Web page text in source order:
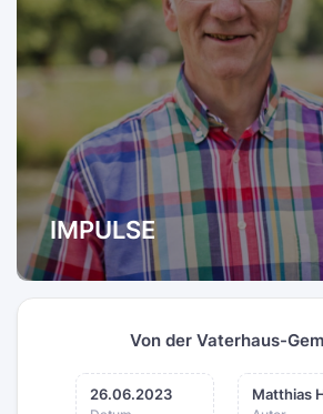
IMPULSE
Von der Vaterhaus-
26.06.2023
Matthias